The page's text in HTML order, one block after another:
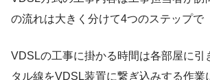
の流れは大きく分けて4つのステップで
VDSLの工事に掛かる時間は各部屋に引
タル線をVDSL装置に繋ぎ込みする作業